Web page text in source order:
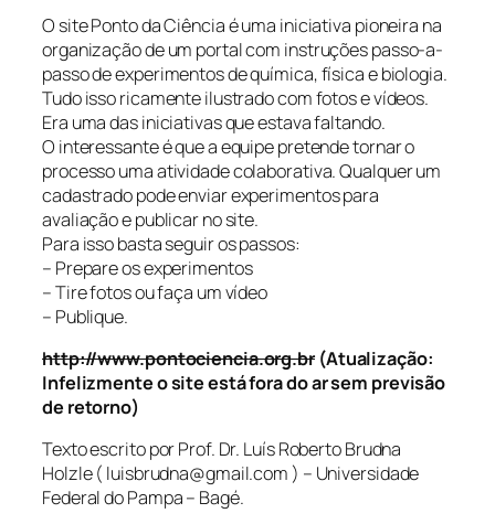
O site Ponto da Ciência é uma iniciativa pioneira na
organização de um portal com instruções passo-a-
passo de experimentos de química, física e biologia.
Tudo isso ricamente ilustrado com fotos e vídeos.
Era uma das iniciativas que estava faltando.
O interessante é que a equipe pretende tornar o
processo uma atividade colaborativa. Qualquer um
cadastrado pode enviar experimentos para
avaliação e publicar no site.
Para isso basta seguir os passos:
– Prepare os experimentos
– Tire fotos ou faça um vídeo
– Publique.
http://www.pontociencia.org.br (Atualização:
Infelizmente o site está fora do ar sem previsão
de retorno)
Texto escrito por Prof. Dr. Luís Roberto Brudna
Holzle ( luisbrudna@gmail.com ) – Universidade
Federal do Pampa – Bagé.